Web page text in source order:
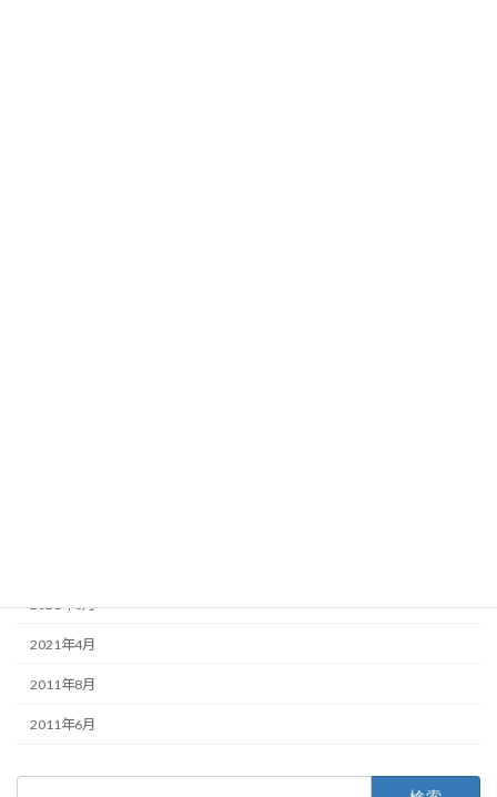
2021年6月
2021年4月
2011年8月
2011年6月